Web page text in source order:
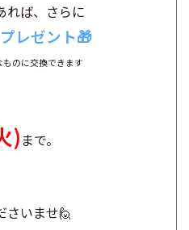
れば、さらに
レゼント🎁
のに交換できます
) まで。
さいませ🙋